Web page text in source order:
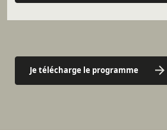
Je télécharge le programme